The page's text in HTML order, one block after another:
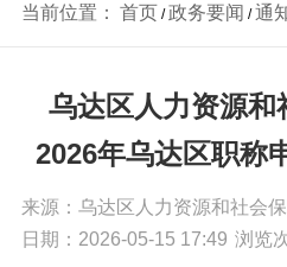
当前位置： 首页 /政务要闻 /通
乌达区人力资源和
2026年乌达区职称
来源：乌达区人力资源和社会
日期：2026-05-15 17:49 浏览